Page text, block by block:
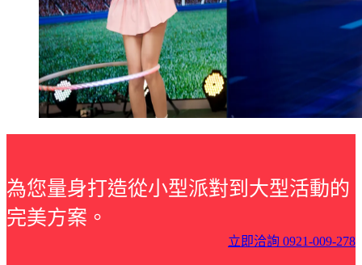
為您量身打造從小型派對到大型活動的
完美方案。
立即洽詢 0921-009-278